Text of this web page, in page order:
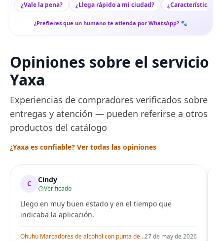
¿Vale la pena? ¿Llega rápido a mi ciudad? ¿Características
¿Prefieres que un humano te atienda por WhatsApp? 🐾
Opiniones sobre el servicio
Yaxa
Experiencias de compradores verificados sobre
entregas y atención — pueden referirse a otros
productos del catálogo
¿Yaxa es confiable? Ver todas las opiniones
C Cindy
Verificado
Llego en muy buen estado y en el tiempo que
indicaba la aplicación.
Ohuhu Marcadores de alcohol con punta de pincel – Juego de marcadores artísticos de doble punta con certificación AP para artistas adultos27 de may de 2026